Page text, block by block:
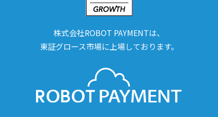
株式会社ROBOT PAYMENTは、
東証グロース市場に上場しております。